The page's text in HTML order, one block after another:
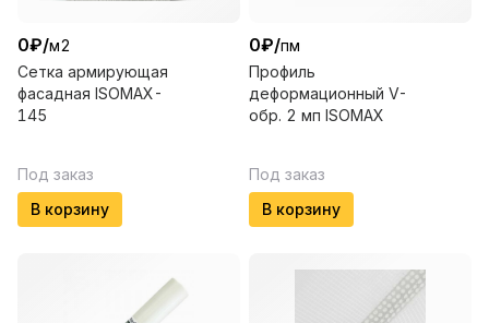
0₽/м2
Сетка армирующая
фасадная ISOMAX-
145
Под заказ
В корзину
0₽/пм
Профиль
деформационный V-
обр. 2 мп ISOMAX
Под заказ
В корзину